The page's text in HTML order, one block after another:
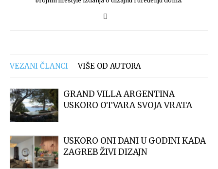
VEZANI ČLANCI VIŠE OD AUTORA
GRAND VILLA ARGENTINA
USKORO OTVARA SVOJA VRATA
USKORO ONI DANI U GODINI KADA
ZAGREB ŽIVI DIZAJN